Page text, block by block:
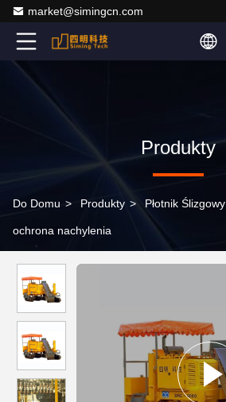
market@simingcn.com
Produkty
Do Domu > Produkty > Płotnik Ślizgowy
ochrona nachylenia